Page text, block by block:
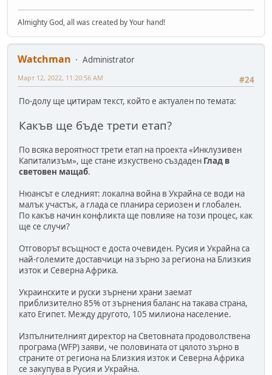
Almighty God, all was created by Your hand!
Watchman
Administrator
#24
Март 12, 2022, 11:20:56 AM
По-долу ще цитирам текст, който е актуален по темата:
Какъв ще бъде трети етап?
По всяка вероятност трети етап на проекта «Инклузивен
Капитализъм», ще стане изкуствено създаден Глад в
световен мащаб.
Нюансът е следният: локална война в Украйна се води на
малък участък, а глада се планира сериозен и глобален.
По какъв начин конфликта ще повлияе на този процес, как
ще се случи?
Отговорът всъщност е доста очевиден. Русия и Украйна са
най-големите доставчици на зърно за региона на Близкия
изток и Северна Африка.
Украинските и руски зърнени храни заемат
приблизително 85% от зърнения баланс на такава страна,
като Египет. Между другото, 105 милиона население.
Изпълнителният директор на Световната продоволствена
програма (WFP) заяви, че половината от цялото зърно в
страните от региона на Близкия изток и Северна Африка
се закупува в Русия и Украйна.